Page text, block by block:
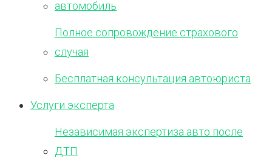
автомобиль
Полное сопровождение страхового
случая
Бесплатная консультация автоюриста
Услуги эксперта
Независимая экспертиза авто после
ДТП